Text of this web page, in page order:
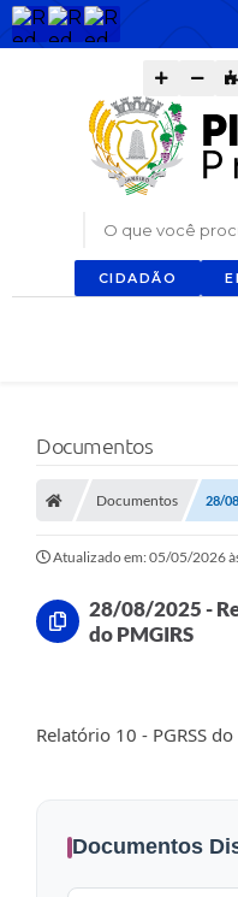
O que você
CIDADÃO
Documentos
Documentos 28/
Atualizado em: 05/05/2026
28/08/2025 -
do PMGIRS
Relatório 10 - PGRSS do
Documentos